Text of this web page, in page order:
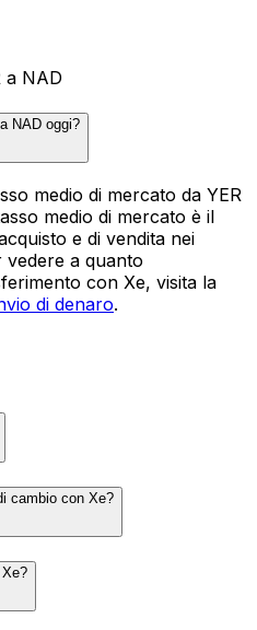
a NAD
NAD oggi?
medio di mercato da YER
e di vendita nei
vedere a quanto
con Xe, visita la
di denaro.
cambio con Xe?